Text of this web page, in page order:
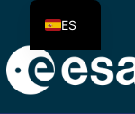
ES